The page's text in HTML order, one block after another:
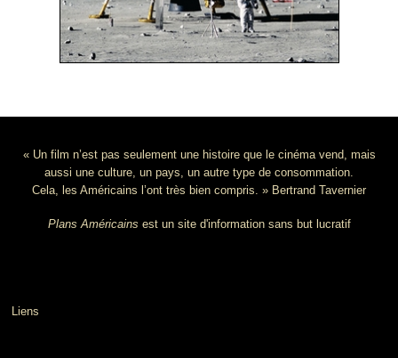
« Un film n’est pas seulement une histoire que le cinéma vend, mais
aussi une culture, un pays, un autre type de consommation.
Cela, les Américains l’ont très bien compris. » Bertrand Tavernier
Plans Américains est un site d'information sans but lucratif
Liens